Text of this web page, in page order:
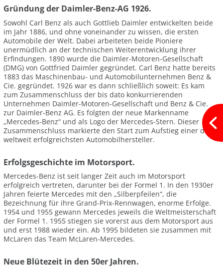
Gründung der Daimler-Benz-AG 1926.
Sowohl Carl Benz als auch Gottlieb Daimler entwickelten beide
im Jahr 1886, und ohne voneinander zu wissen, die ersten
Automobile der Welt. Dabei arbeiteten beide Pioniere
unermüdlich an der technischen Weiterentwicklung ihrer
Erfindungen. 1890 wurde die Daimler-Motoren-Gesellschaft
(DMG) von Gottfried Daimler gegründet. Carl Benz hatte bereits
1883 das Maschinenbau- und Automobilunternehmen Benz &
Cie. gegründet. 1926 war es dann schließlich soweit: Es kam
zum Zusammenschluss der bis dato konkurrierenden
Unternehmen Daimler-Motoren-Gesellschaft und Benz & Cie.
zur Daimler-Benz AG. Es folgten der neue Markenname
„Mercedes-Benz“ und als Logo der Mercedes-Stern. Dieser
Zusammenschluss markierte den Start zum Aufstieg einer der
weltweit erfolgreichsten Automobilhersteller.
Erfolgsgeschichte im Motorsport.
Mercedes-Benz ist seit langer Zeit auch im Motorsport
erfolgreich vertreten, darunter bei der Formel 1. In den 1930er
Jahren feierte Mercedes mit den „Silberpfeilen“, die
Bezeichnung für ihre Grand-Prix-Rennwagen, enorme Erfolge.
1954 und 1955 gewann Mercedes jeweils die Weltmeisterschaft
der Formel 1. 1955 stiegen sie vorerst aus dem Motorsport aus
und erst 1988 wieder ein. Ab 1995 bildeten sie zusammen mit
McLaren das Team McLaren-Mercedes.
Neue Blütezeit in den 50er Jahren.